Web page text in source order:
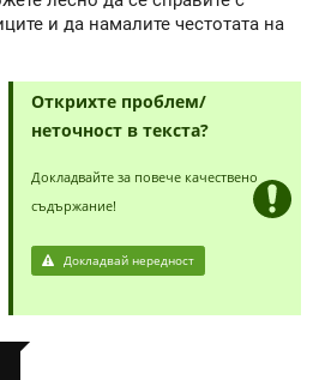
и да намалите честотата на
Открихте проблем/
неточност в текста?
Докладвайте за повече качествено
съдържание!
Докладвай нередност